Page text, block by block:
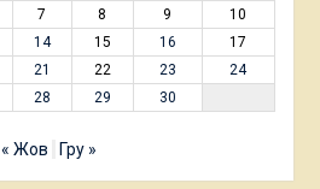
7 8 9
10
14 15 16
17
21 22 23
24
28 29 30
« Жов Гру »